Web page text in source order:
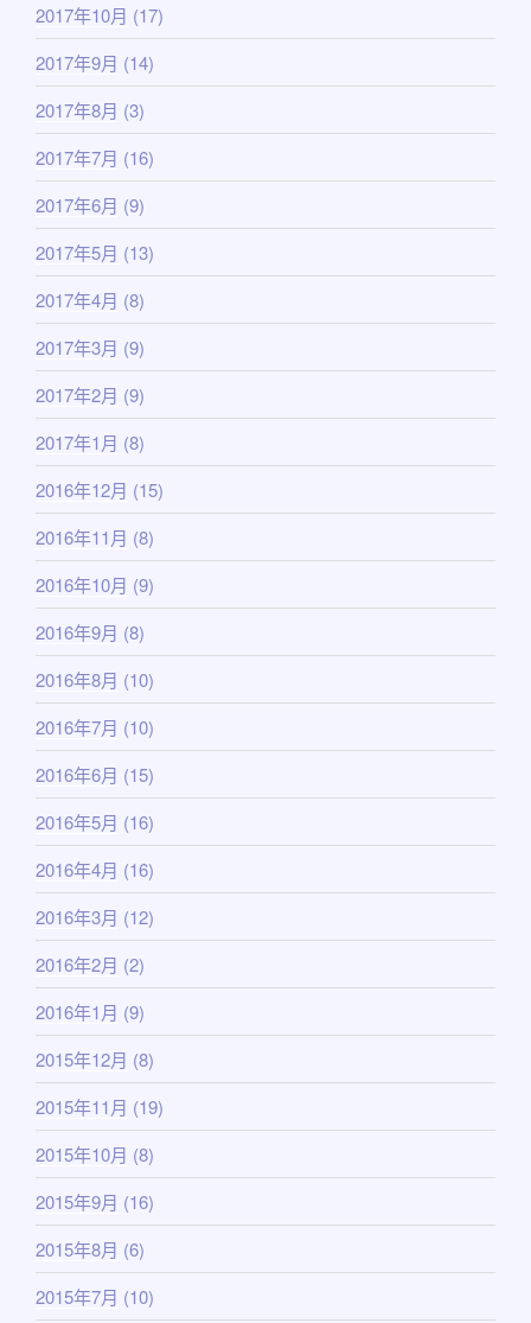
2017年10月 (17)
2017年9月 (14)
2017年8月 (3)
2017年7月 (16)
2017年6月 (9)
2017年5月 (13)
2017年4月 (8)
2017年3月 (9)
2017年2月 (9)
2017年1月 (8)
2016年12月 (15)
2016年11月 (8)
2016年10月 (9)
2016年9月 (8)
2016年8月 (10)
2016年7月 (10)
2016年6月 (15)
2016年5月 (16)
2016年4月 (16)
2016年3月 (12)
2016年2月 (2)
2016年1月 (9)
2015年12月 (8)
2015年11月 (19)
2015年10月 (8)
2015年9月 (16)
2015年8月 (6)
2015年7月 (10)